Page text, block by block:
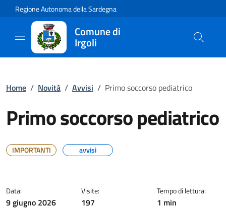
Regione Autonoma della Sardegna
Comune di
Irgoli
Home / Novità / Avvisi / Primo soccorso pediatrico
Primo soccorso pediatrico
IMPORTANTI avvisi
Data:
9 giugno 2026
Visite:
197
Tempo di lettura:
1 min